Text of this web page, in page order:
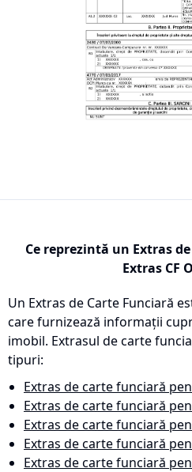
Ce reprezintă un Extras
Extras CF
Un Extras de Carte Funciară
care furnizează informații
imobil. Extrasul de carte
tipuri:
Extras de carte funciară
Extras de carte funciară
Extras de carte funciară
Extras de carte funciară
Extras de carte funciară